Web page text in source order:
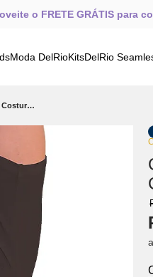
o FRETE GRÁTIS para
Moda DelRioKitsDelRio
Camisa Sem Costura Canelada Com Manga Cappuccino